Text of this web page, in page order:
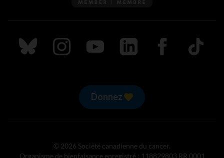
Suivez nous sur Bluesky
Suivez nous sur Instagram
Suivez nous sur Youtube
Suivez nous sur LinkedIn
Suivez nous sur
TikTok
Donnez
© 2026 Société canadienne du cancer.
Organisme de bienfaisance enregistré : 118829803 RR 0001